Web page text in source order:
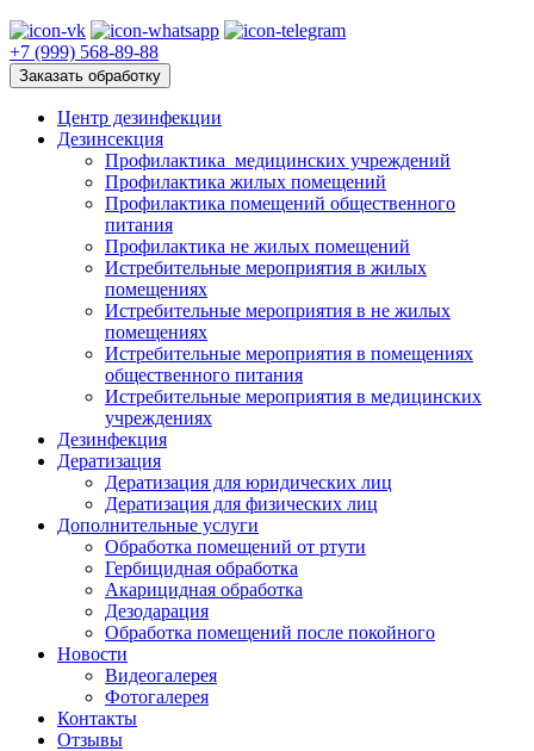
+7 (999) 568-89-88
Заказать обработку
Центр дезинфекции
Дезинсекция
Профилактика медицинских учреждений
Профилактика жилых помещений
Профилактика помещений общественного
питания
Профилактика не жилых помещений
Истребительные мероприятия в жилых
помещениях
Истребительные мероприятия в не жилых
помещениях
Истребительные мероприятия в помещениях
общественного питания
Истребительные мероприятия в медицинских
учреждениях
Дезинфекция
Дератизация
Дератизация для юридических лиц
Дератизация для физических лиц
Дополнительные услуги
Обработка помещений от ртути
Гербицидная обработка
Акарицидная обработка
Дезодарация
Обработка помещений после покойного
Новости
Видеогалерея
Фотогалерея
Контакты
Отзывы